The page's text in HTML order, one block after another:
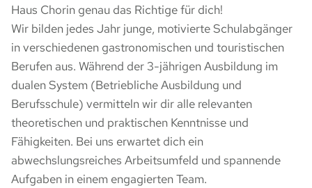
Haus Chorin genau das Richtige für dich!
Wir bilden jedes Jahr junge, motivierte Schulabgänger
in verschiedenen gastronomischen und touristischen
Berufen aus. Während der 3-jährigen Ausbildung im
dualen System (Betriebliche Ausbildung und
Berufsschule) vermitteln wir dir alle relevanten
theoretischen und praktischen Kenntnisse und
Fähigkeiten. Bei uns erwartet dich ein
abwechslungsreiches Arbeitsumfeld und spannende
Aufgaben in einem engagierten Team.